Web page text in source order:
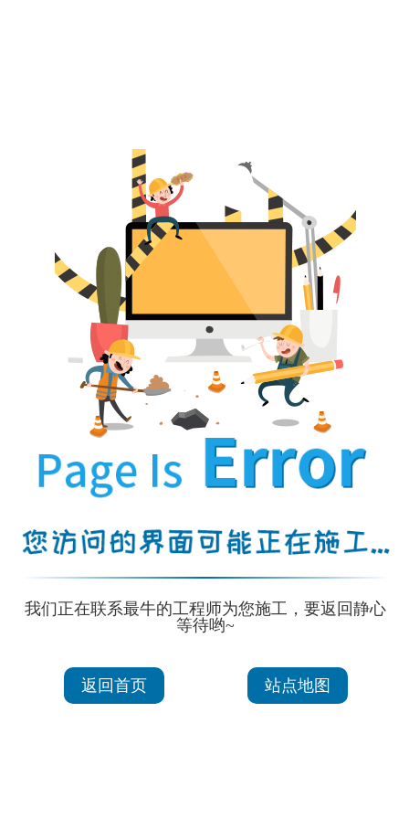
我们正在联系最牛的工程师为您施工，要返回静心
等待哟~
返回首页 站点地图